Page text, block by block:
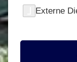
Externe